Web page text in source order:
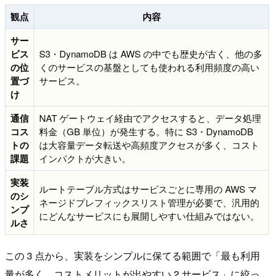
観点
内容
サー
ビス
の位
置づ
け
S3・DynamoDB は AWS の中でも歴史が古く、他の多
くのサービスの基盤としても使われる利用頻度の高い
サービス。
通信
コス
トの
課題
NAT ゲートウェイ経由でアクセスすると、データ処理
料金（GB 単位）が発生する。特に S3・DynamoDB
は大容量データ転送や高頻度アクセスが多く、コスト
インパクトが大きい。
実装
のシ
ンプ
ルさ
ルートテーブル方式はサービスごとに専用の AWS マ
ネージドプレフィックスリスト管理が必要で、汎用的
にどんなサービスにも展開しやすい仕組みではない。
この 3 点から、実装をシンプルに保てる範囲で「最も利用